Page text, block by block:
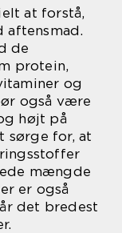
at forstå,
aftensmad.
de
protein,
og
også være
højt på
sørge for, at
mængde
er også
det bredest